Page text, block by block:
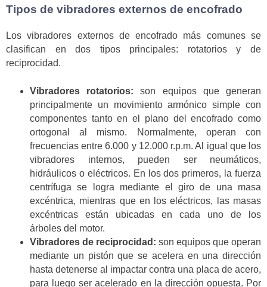
Tipos de vibradores externos de encofrado
Los vibradores externos de encofrado más comunes se
clasifican en dos tipos principales: rotatorios y de
reciprocidad.
Vibradores rotatorios: son equipos que generan
principalmente un movimiento armónico simple con
componentes tanto en el plano del encofrado como
ortogonal al mismo. Normalmente, operan con
frecuencias entre 6.000 y 12.000 r.p.m. Al igual que los
vibradores internos, pueden ser neumáticos,
hidráulicos o eléctricos. En los dos primeros, la fuerza
centrífuga se logra mediante el giro de una masa
excéntrica, mientras que en los eléctricos, las masas
excéntricas están ubicadas en cada uno de los
árboles del motor.
Vibradores de reciprocidad: son equipos que operan
mediante un pistón que se acelera en una dirección
hasta detenerse al impactar contra una placa de acero,
para luego ser acelerado en la dirección opuesta. Por